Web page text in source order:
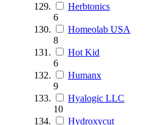
Herbtonics
6
Homeolab USA
8
Hot Kid
6
Humanx
9
Hyalogic LLC
10
Hydroxycut